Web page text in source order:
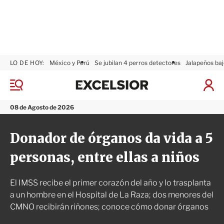
M
n
ú
08 de Agosto de 2026
LO DE HOY: México y Perú Se jubilan 4 perros detectores Jalapeños
I
a
r
i
ó
x
l
i
o
Donador de órganos da vida a 5
personas, entre ellas a niños
El IMSS recibe el primer corazón del año y lo trasplanta
a un hombre en el Hospital de La Raza; dos menores del
CMNO recibirán riñones; conoce cómo donar órganos